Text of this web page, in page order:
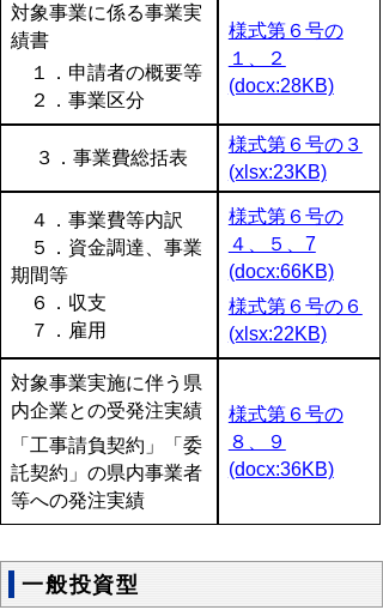
対象事業に係る事業実
績書
１．申請者の概要等
２．事業区分
様式第６号の
１、２
(docx:28KB)
３．事業費総括表
様式第６号の３
(xlsx:23KB)
４．事業費等内訳
５．資金調達、事業
期間等
６．収支
７．雇用
様式第６号の
４、５、7
(docx:66KB)
様式第６号の６
(xlsx:22KB)
対象事業実施に伴う県
内企業との受発注実績
「工事請負契約」「委
託契約」の県内事業者
等への発注実績
様式第６号の
８、９
(docx:36KB)
一般投資型